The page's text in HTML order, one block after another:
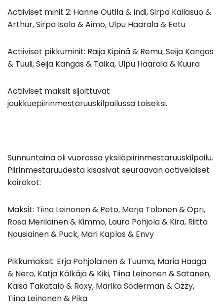
Actiiviset minit 2: Hanne Outila & Indi, Sirpa Kailasuo &
Arthur, Sirpa Isola & Aimo, Ulpu Haarala & Eetu
Actiiviset pikkuminit: Raija Kipinä & Remu, Seija Kangas
& Tuuli, Seija Kangas & Taika, Ulpu Haarala & Kuura
Actiiviset maksit sijoittuvat
joukkuepiirinmestaruuskilpailussa toiseksi.
Sunnuntaina oli vuorossa yksilöpiirinmestaruuskilpailu.
Piirinmestaruudesta kisasivat seuraavan activelaiset
koirakot:
Maksit: Tiina Leinonen & Peto, Marja Tolonen & Opri,
Rosa Meriläinen & Kimmo, Laura Pohjola & Kira, Riitta
Nousiainen & Puck, Mari Kaplas & Envy
Pikkumaksit: Erja Pohjolainen & Tuuma, Maria Haaga
& Nero, Katja Kälkäjä & Kiki, Tiina Leinonen & Satanen,
Kaisa Takatalo & Roxy, Marika Söderman & Ozzy,
Tiina Leinonen & Pika